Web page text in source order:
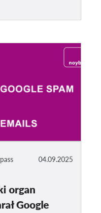
04.09.2025
organ
Google